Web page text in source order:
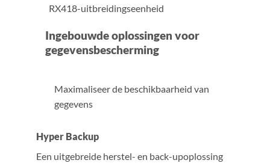
RX418-uitbreidingseenheid
Ingebouwde oplossingen voor
gegevensbescherming
Maximaliseer de beschikbaarheid van
gegevens
Hyper Backup
Een uitgebreide herstel- en back-upoplossing